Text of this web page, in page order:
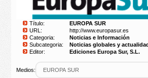
Título:
EUROPA SUR
URL:
http://www.europasur.es
Categoria:
Noticias e Información
Subcategoria:
Noticias globales y
Editor:
Ediciones Europa Sur, S.L.
Medios: